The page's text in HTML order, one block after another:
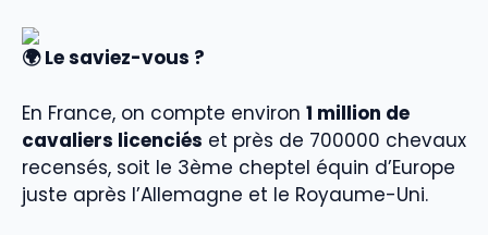
🌍 Le saviez-vous ?
En France, on compte environ 1 million de
cavaliers licenciés et près de 700000 chevaux
recensés, soit le 3ème cheptel équin d’Europe
juste après l’Allemagne et le Royaume-Uni.